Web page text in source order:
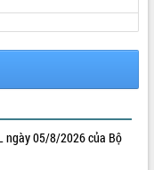
ngày 05/8/2026 của Bộ